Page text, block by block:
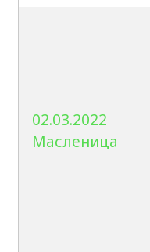
02.03.2022
Масленица